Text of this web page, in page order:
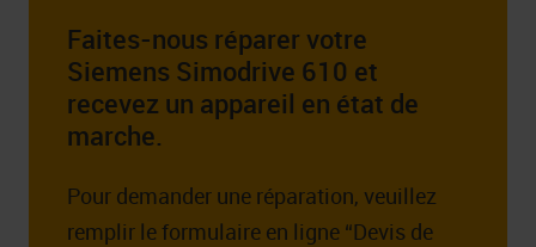
Faites-nous réparer votre
Siemens Simodrive 610 et
recevez un appareil en état de
marche.
Pour demander une réparation, veuillez
remplir le formulaire en ligne “Devis de